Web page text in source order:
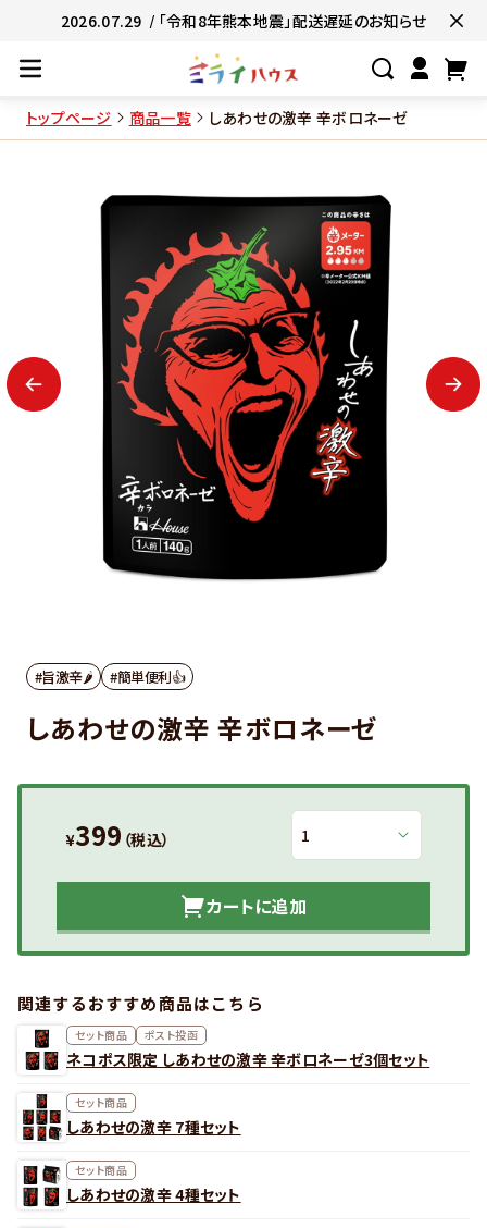
2026.07.29 / 「令和8年熊本地震」配送遅延のお知らせ
#簡単便利👍
#お子様と一緒に
#たっぷり満腹😋
#ギフトにおすす
トップページ 商品一覧 しあわせの激辛 辛ボロネーゼ
#旨激辛🌶 #簡単便利👍
しあわせの激辛 辛ボロネーゼ
¥399 （税込）
カートに追加
関連するおすすめ商品はこちら
セット商品 ポスト投函
ネコポス限定 しあわせの激辛 辛ボロネーゼ3個セット
セット商品
しあわせの激辛 7種セット
セット商品
しあわせの激辛 4種セット